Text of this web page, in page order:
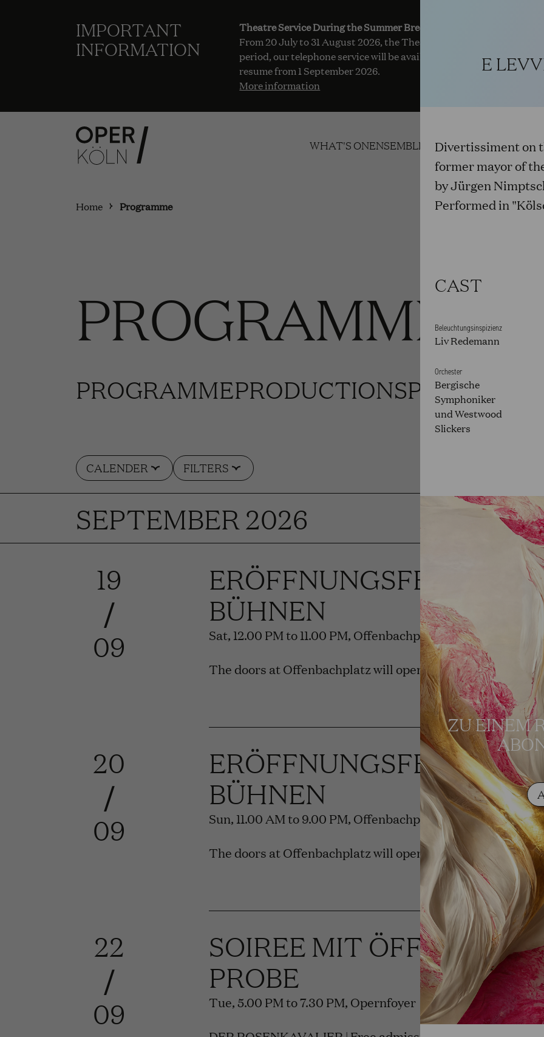
IMPORTANT
INFORMATION
Theatre Service During the Summer Break
From 20 July to 31 August 2026, the Theatre Box Office in the
period, our telephone service will be available Monday to Friday,
resume from 1 September 2026.
More information
WHAT'S ONENSEMBLE KINDEROPERSERVICE
Home Programme
PROGRAMME
PROGRAMMEPRODUCTIONS
CALENDER FILTERS
SEPTEMBER 2026
19
/
09
ERÖFFNUNGSFEST DER
BÜHNEN
Sat, 12.00 PM to 11.00 PM, Offenbachplatz
The doors at Offenbachplatz will open.
20
/
09
ERÖFFNUNGSFEST DER
BÜHNEN
Sun, 11.00 AM to 9.00 PM, Offenbachplatz
The doors at Offenbachplatz will open.
22
/
09
SOIREE MIT
PROBE
Tue, 5.00 PM to 7.30 PM, Opernfoyer
E
Divertissiment on
former mayor of
by Jürgen
Performed in
CAST
Beleuchtungsinspizienz
Liv Redemann
Orchester
Bergische
Symphoniker
und Westwood
Slickers
ZU EINEM